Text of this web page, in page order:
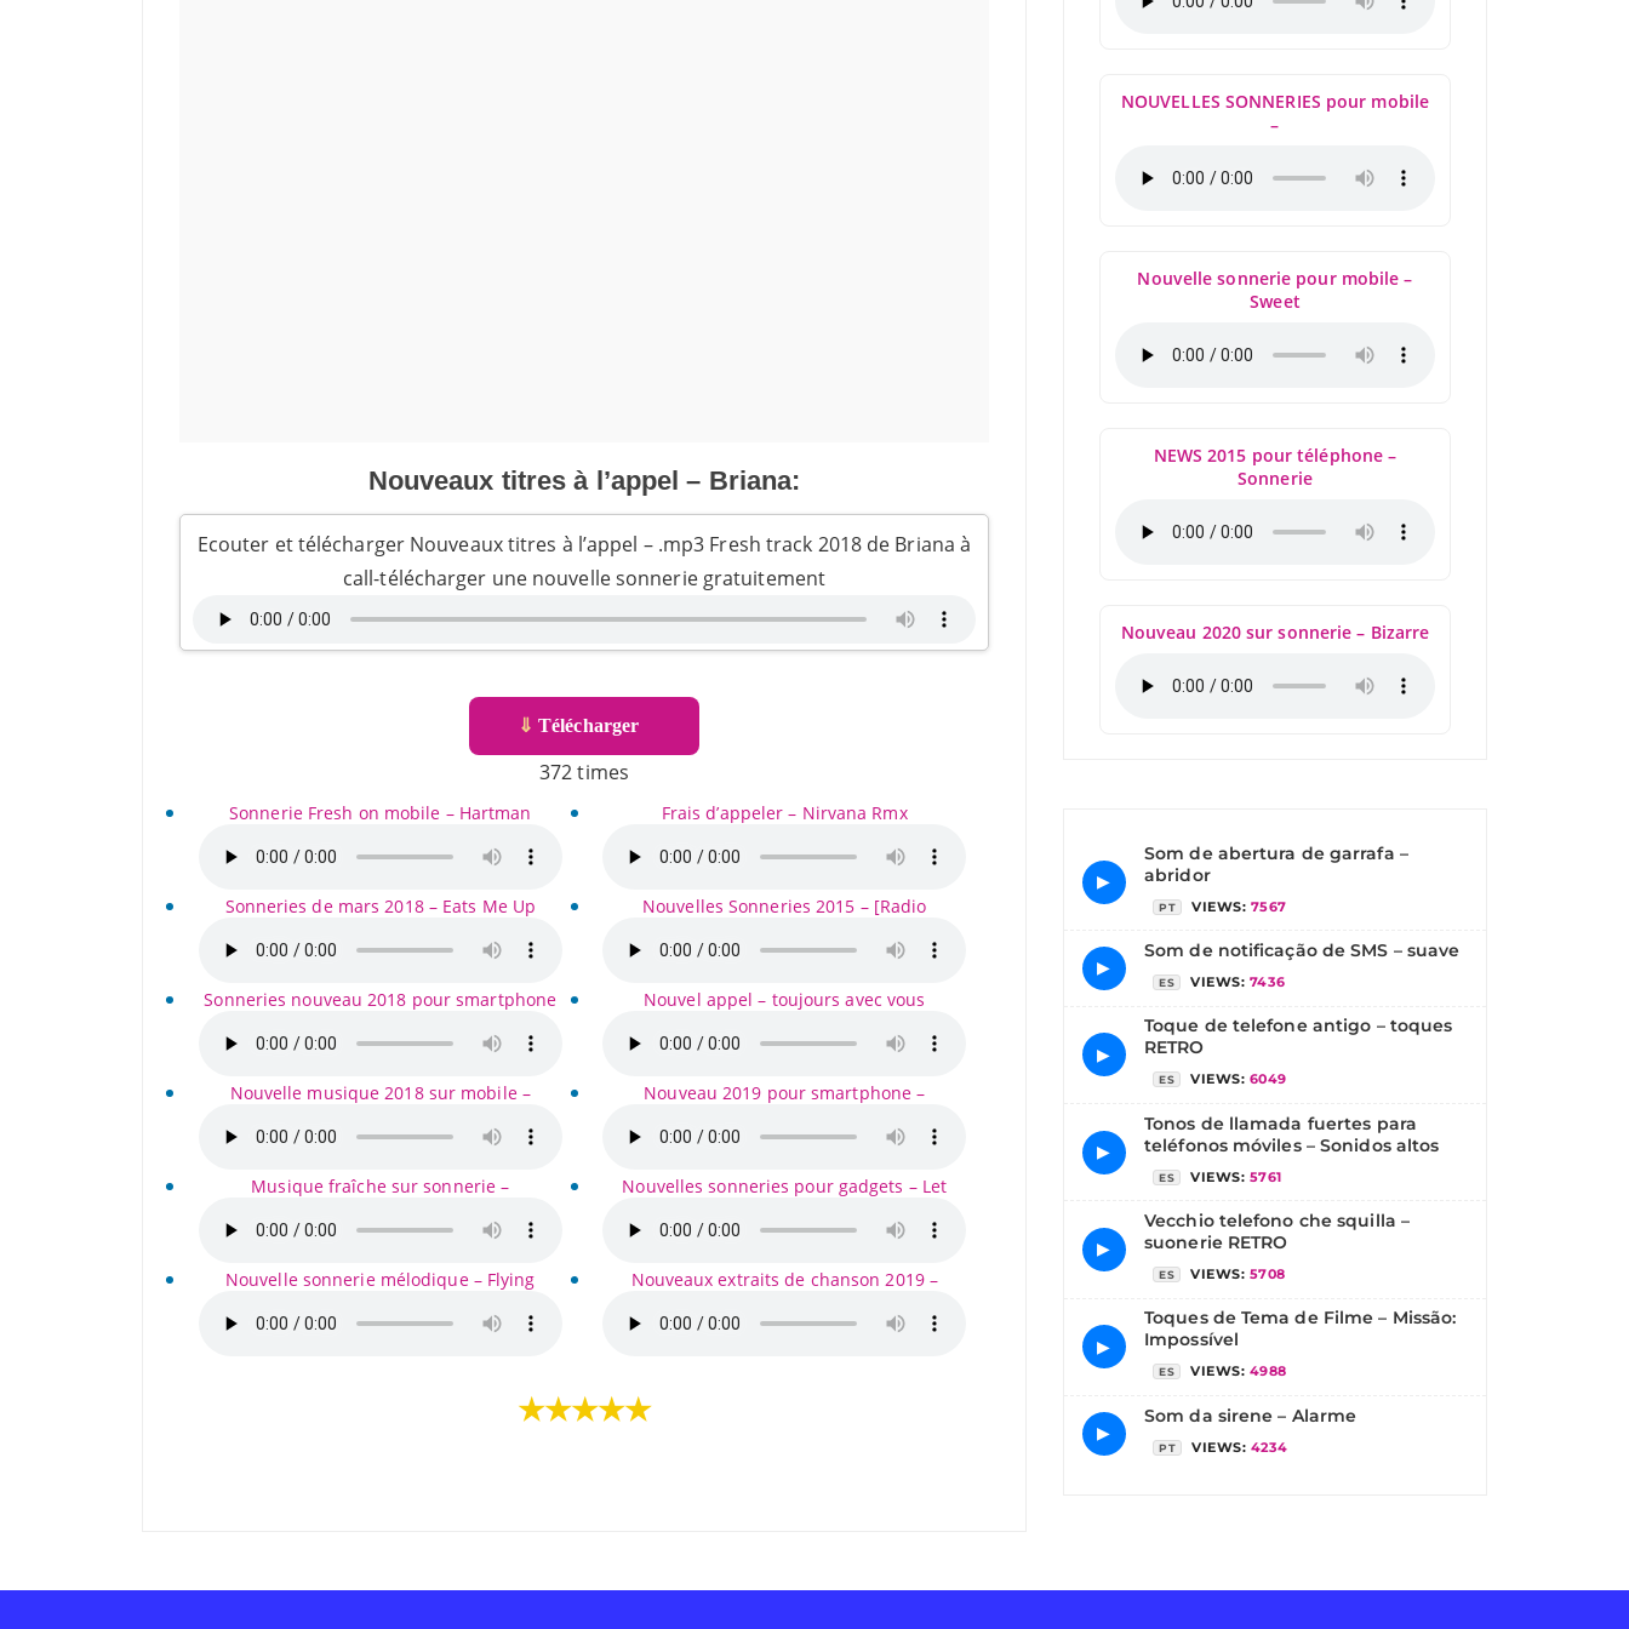
Nouveaux titres à l’appel – Briana:
Ecouter et télécharger Nouveaux titres à l’appel – .mp3 Fresh track 2018 de Briana à
call-télécharger une nouvelle sonnerie gratuitement
⇓ Télécharger
372 times
Sonnerie Fresh on mobile – Hartman
Sonneries de mars 2018 – Eats Me Up
Sonneries nouveau 2018 pour smartphone
Nouvelle musique 2018 sur mobile –
Musique fraîche sur sonnerie –
Nouvelle sonnerie mélodique – Flying
Frais d’appeler – Nirvana Rmx
Nouvelles Sonneries 2015 – [Radio
Nouvel appel – toujours avec vous
Nouveau 2019 pour smartphone –
Nouvelles sonneries pour gadgets – Let
Nouveaux extraits de chanson 2019 –
★★★★★
NOUVELLES SONNERIES pour mobile
–
Nouvelle sonnerie pour mobile –
Sweet
NEWS 2015 pour téléphone –
Sonnerie
Nouveau 2020 sur sonnerie – Bizarre
▶
Som de abertura de garrafa –
abridor
PT VIEWS: 7567
▶
Som de notificação de SMS – suave
ES VIEWS: 7436
▶
Toque de telefone antigo – toques
RETRO
ES VIEWS: 6049
▶
Tonos de llamada fuertes para
teléfonos móviles – Sonidos altos
ES VIEWS: 5761
▶
Vecchio telefono che squilla –
suonerie RETRO
ES VIEWS: 5708
▶
Toques de Tema de Filme – Missão:
Impossível
ES VIEWS: 4988
▶
Som da sirene – Alarme
PT VIEWS: 4234